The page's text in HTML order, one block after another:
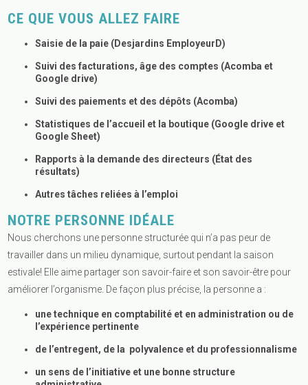
CE QUE VOUS ALLEZ FAIRE
Saisie de la paie (Desjardins EmployeurD)
Suivi des facturations, âge des comptes (Acomba et
Google drive)
Suivi des paiements et des dépôts (Acomba)
Statistiques de l’accueil et la boutique (Google drive et
Google Sheet)
Rapports à la demande des directeurs (État des
résultats)
Autres tâches reliées à l’emploi
NOTRE PERSONNE IDÉALE
Nous cherchons une personne structurée qui n’a pas peur de
travailler dans un milieu dynamique, surtout pendant la saison
estivale! Elle aime partager son savoir-faire et son savoir-être pour
améliorer l’organisme. De façon plus précise, la personne a :
une technique en comptabilité et en administration ou de
l’expérience pertinente
de l’entregent, de la polyvalence et du professionnalisme
un sens de l’initiative et une bonne structure